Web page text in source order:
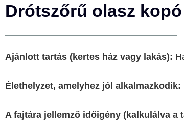
Drótszőrű olasz
Ajánlott tartás (kertes ház vagy lakás):
Élethelyzet, amelyhez jól alkalmazkodik:
A fajtára jellemző időigény (kalkulálva a